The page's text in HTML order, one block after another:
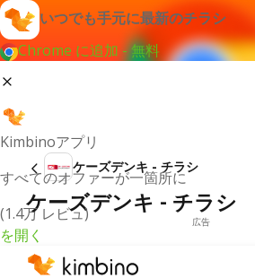
いつでも手元に最新のチラシ
Chrome に追加 - 無料
Kimbinoアプリ
すべてのオファーが一箇所に
(1.4万 レビュ)
を開く
ケーズデンキ - チラシ
ケーズデンキ - チラシ
広告